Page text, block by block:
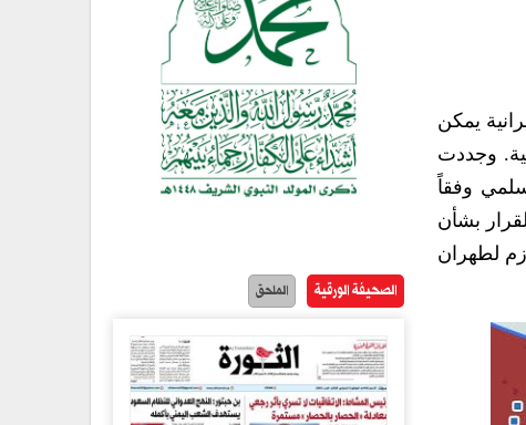
يمكن
وجددت
وفقاً
بشأن
لطهران
الصحيفة الورقية الملحق